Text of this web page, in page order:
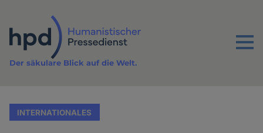
Inhalt
Menu
Der säkulare Blick auf die Welt.
INTERNATIONALES